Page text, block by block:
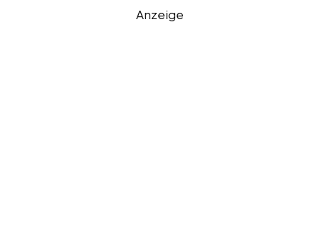
Anzeige